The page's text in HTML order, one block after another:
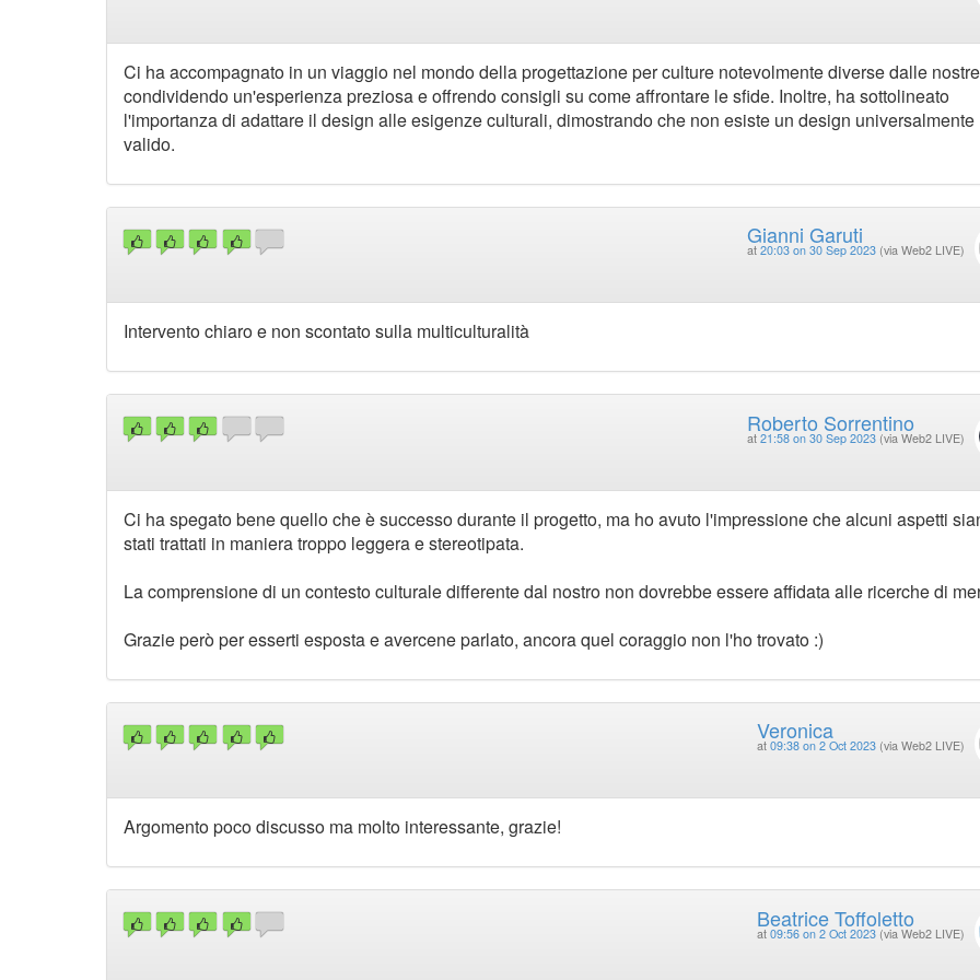
Ci ha accompagnato in un viaggio nel mondo della progettazione per culture notevolmente diverse dalle
condividendo un'esperienza preziosa e offrendo consigli su come affrontare le sfide. Inoltre, ha sottolineato
l'importanza di adattare il design alle esigenze culturali, dimostrando che non esiste un design universalmente
valido.
Gianni Garuti
at 20:03 on 30 Sep 2023 (via Web2 LIVE)
Intervento chiaro e non scontato sulla multiculturalità
Roberto Sorrentino
at 21:58 on 30 Sep 2023 (via Web2 LIVE)
Ci ha spegato bene quello che è successo durante il progetto, ma ho avuto l'impressione che alcuni aspetti
stati trattati in maniera troppo leggera e stereotipata.
La comprensione di un contesto culturale differente dal nostro non dovrebbe essere affidata alle ricerche di
Grazie però per esserti esposta e avercene parlato, ancora quel coraggio non l'ho trovato :)
Veronica
at 09:38 on 2 Oct 2023 (via Web2 LIVE)
Argomento poco discusso ma molto interessante, grazie!
Beatrice Toffoletto
at 09:56 on 2 Oct 2023 (via Web2 LIVE)